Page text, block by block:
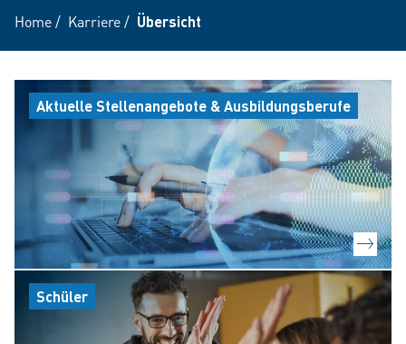
Home/ Karriere/ Übersicht
Aktuelle Stellenangebote & Ausbildungsberufe
Schüler